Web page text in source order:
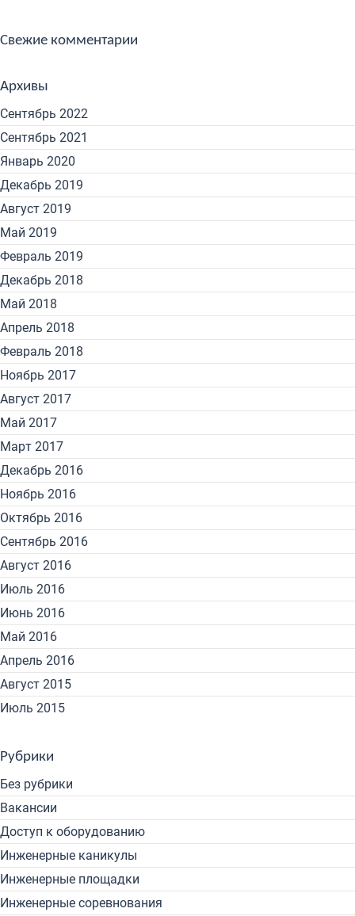
Свежие комментарии
Архивы
Сентябрь 2022
Сентябрь 2021
Январь 2020
Декабрь 2019
Август 2019
Май 2019
Февраль 2019
Декабрь 2018
Май 2018
Апрель 2018
Февраль 2018
Ноябрь 2017
Август 2017
Май 2017
Март 2017
Декабрь 2016
Ноябрь 2016
Октябрь 2016
Сентябрь 2016
Август 2016
Июль 2016
Июнь 2016
Май 2016
Апрель 2016
Август 2015
Июль 2015
Рубрики
Без рубрики
Вакансии
Доступ к оборудованию
Инженерные каникулы
Инженерные площадки
Инженерные соревнования